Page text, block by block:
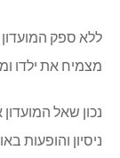
ללא ספק
מצמיח את ילדו
נכון שאל
ניסיון והופעות